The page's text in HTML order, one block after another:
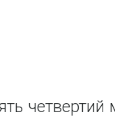
четвертий